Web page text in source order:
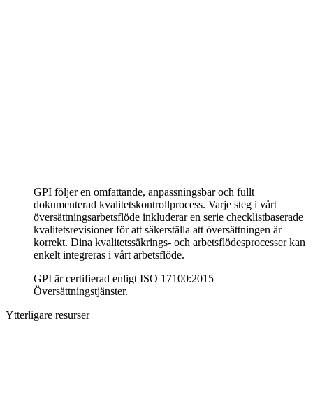
GPI följer en omfattande, anpassningsbar och fullt
dokumenterad kvalitetskontrollprocess. Varje steg i vårt
översättningsarbetsflöde inkluderar en serie checklistbaserade
kvalitetsrevisioner för att säkerställa att översättningen är
korrekt. Dina kvalitetssäkrings- och arbetsflödesprocesser kan
enkelt integreras i vårt arbetsflöde.
GPI är certifierad enligt ISO 17100:2015 –
Översättningstjänster.
Ytterligare resurser